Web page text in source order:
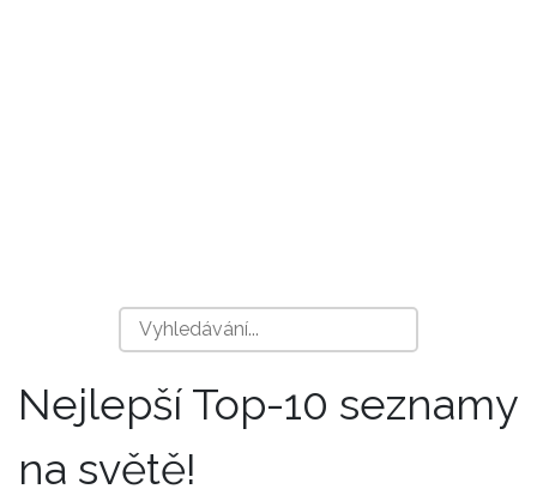
Nejlepší Top-10 seznamy
na světě!